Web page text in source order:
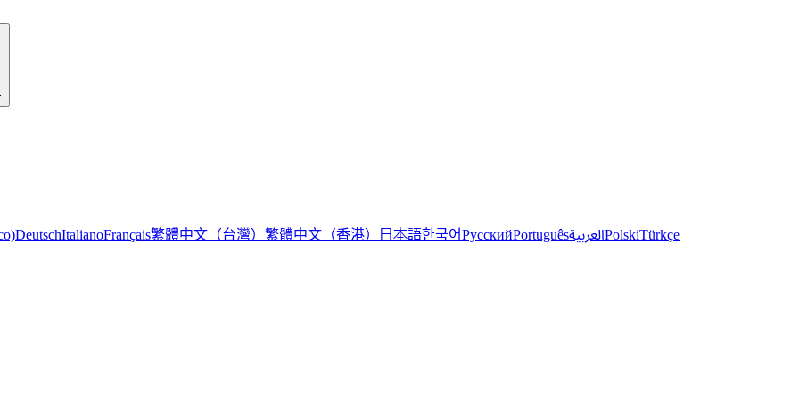
DeutschItalianoFrançais繁體中文（台灣） 繁體中文（香港） 日本語한국어РусскийPortuguêsالعربيةPolskiTürkçe